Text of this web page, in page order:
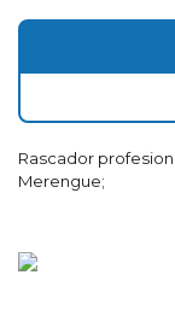
Rascador
Merengue;